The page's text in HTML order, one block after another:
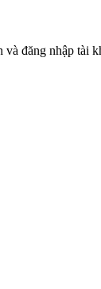
đăng nhập tài